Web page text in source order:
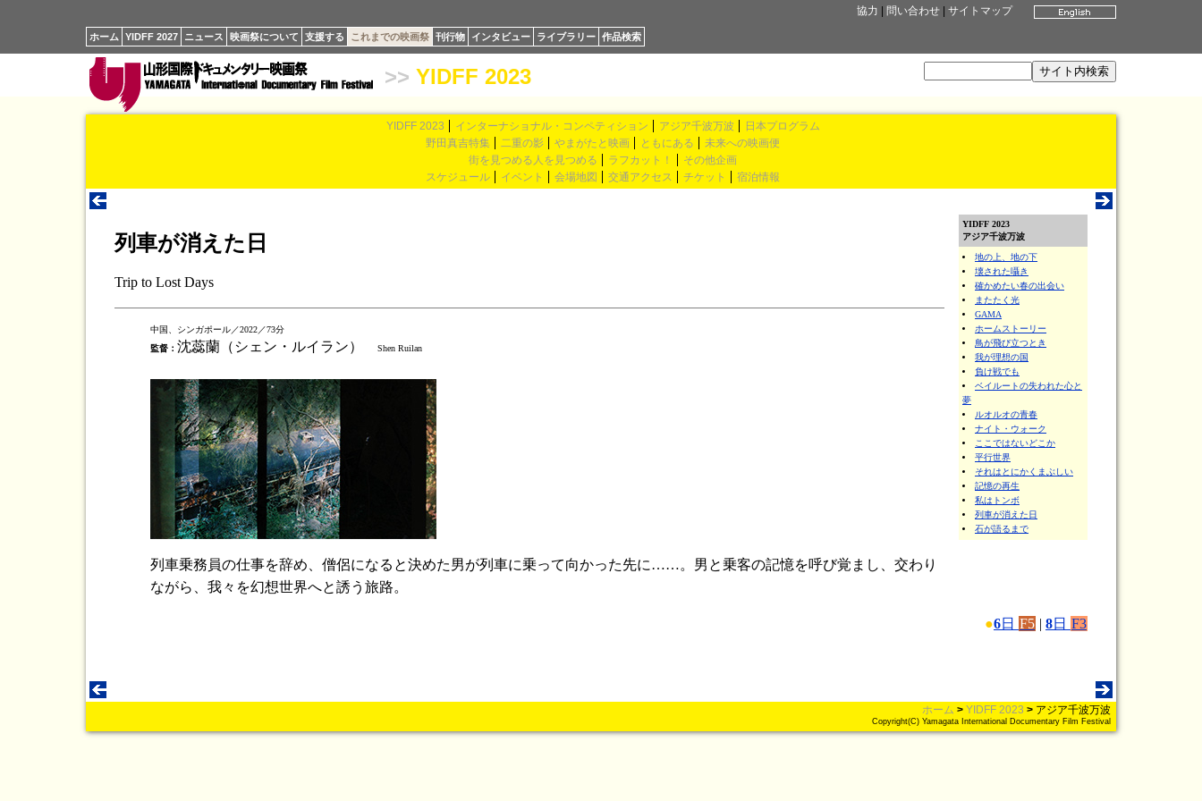
協力 問い合わせ サイトマップ
ホーム YIDFF 2027 ニュース 映画祭について 支援する これまでの映画祭 刊行物 インタビュー ライブラリー 作品検索
>> YIDFF 2023
YIDFF 2023 インターナショナル・コンペティション アジア千波万波
日本プログラム
野田真吉特集
二重の影 やまがたと映画 ともにある
未来への映画便
街を見つめる人を見つめる
ラフカット！
その他企画
スケジュール
イベント 会場地図 交通アクセス チケット 宿泊情報
YIDFF 2023
アジア千波万波
地の上、地の下
壊された囁き
確かめたい春の出会い
またたく光
GAMA
ホームストーリー
鳥が飛び立つとき
我が理想の国
負け戦でも
ベイルートの失われた心と
夢
ルオルオの青春
ナイト・ウォーク
ここではないどこか
平行世界
それはとにかくまぶしい
記憶の再生
私はトンボ
列車が消えた日
石が語るまで
列車が消えた日
Trip to Lost Days
中国、シンガポール／2022／73分
監督： 沈蕊蘭（シェン・ルイラン） Shen Ruilan
列車乗務員の仕事を辞め、僧侶になると決めた男が列車に乗って向かった先に……。男と乗客の記憶を呼び覚まし、交わり
ながら、我々を幻想世界へと誘う旅路。
●6日 F5 | 8日 F3
ホーム > YIDFF 2023 > アジア千波万波
Copyright(C) Yamagata International Documentary Film Festival